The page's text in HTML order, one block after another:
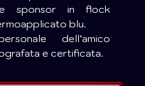
sponsor in flock
blu.
dell’amico
e certificata.